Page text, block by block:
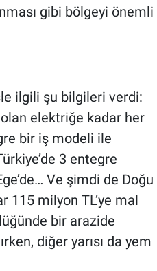
gibi bölgeyi önemli
ilgili şu bilgileri verdi:
elektriğe kadar her
bir iş modeli ile
3 entegre
Ve şimdi de Doğu
115 milyon TL’ye mal
bir arazide
diğer yarısı da yem